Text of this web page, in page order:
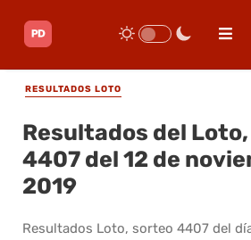
RESULTADOS LOTO
Resultados del
4407 del 12 de
2019
Resultados Loto, sorteo 4407 del